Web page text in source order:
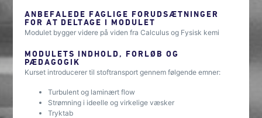
ANBEFALEDE FAGLIGE FORUDSÆTNINGER
FOR AT DELTAGE I MODULET
Modulet bygger videre på viden fra Calculus og Fysisk kemi
MODULETS INDHOLD, FORLØB OG
PÆDAGOGIK
Kurset introducerer til stoftransport gennem følgende emner:
Turbulent og laminært flow
Strømning i ideelle og virkelige væsker
Tryktab